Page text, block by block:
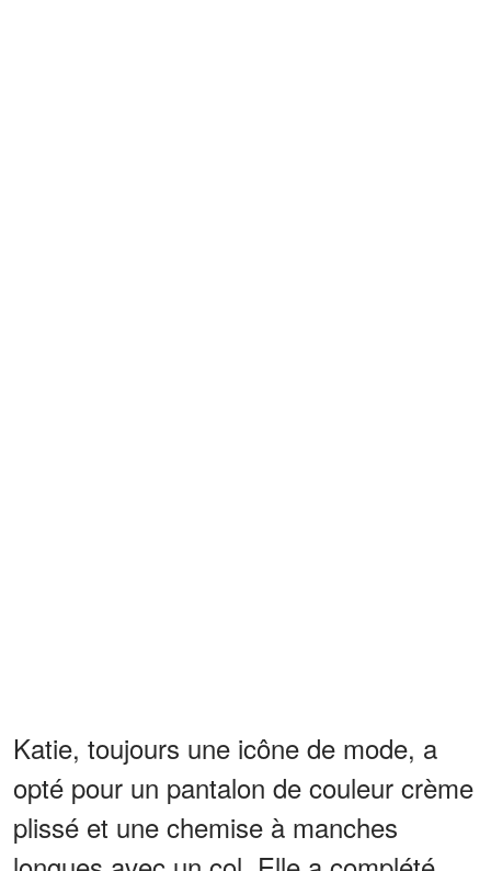
Katie, toujours une icône de mode, a
opté pour un pantalon de couleur crème
plissé et une chemise à manches